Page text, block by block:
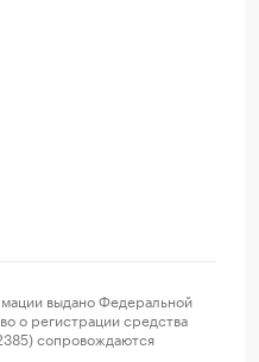
выдано Федеральной
о регистрации средства
сопровождаются